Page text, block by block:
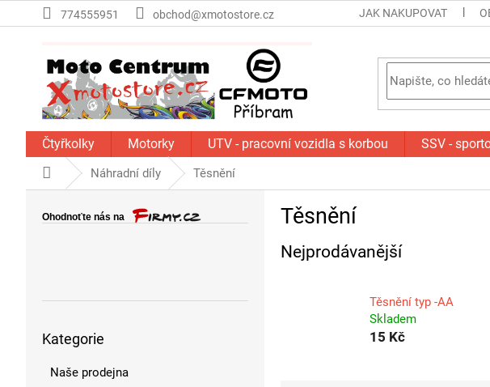
na
774555951 obchod@xmotostore.cz JAK NAKUPOVAT
Čtyřkolky Motorky UTV - pracovní vozidla s korbou SSV -
Domů Náhradní díly Těsnění
kategorie
Kategorie
Naše prodejna
Těsnění
Nejprodávanější
Těsnění typ -AA
Skladem
15 Kč